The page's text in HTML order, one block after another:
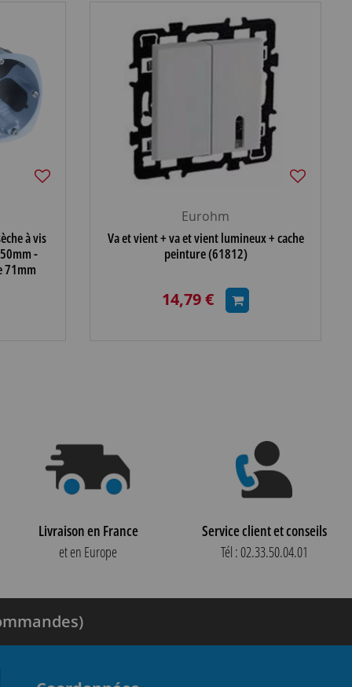
à vis
-
71mm
Eurohm
Va et vient + va et vient lumineux + cache
peinture (61812)
14,79 €
Livraison en France
et en Europe
Service client et conseils
Tél : 02.33.50.04.01